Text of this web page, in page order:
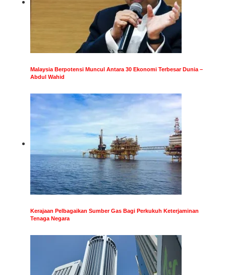
Malaysia Berpotensi Muncul Antara 30 Ekonomi Terbesar Dunia –
Abdul Wahid
Kerajaan Pelbagaikan Sumber Gas Bagi Perkukuh Keterjaminan
Tenaga Negara